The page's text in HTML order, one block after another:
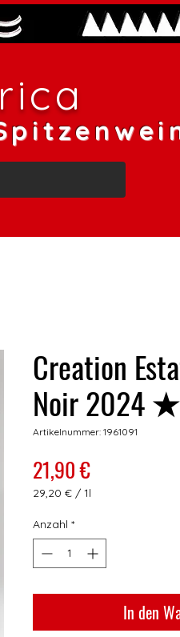
Creation
Noir
Artikelnummer: 1961091
21,90 €Preis
29,20 € / 1l
pro
1
Liter
Anzahl *
In den